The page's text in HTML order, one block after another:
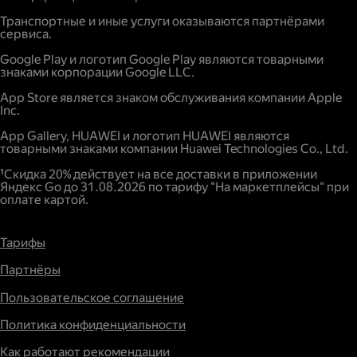
Повышенный спрос.
Транспортные и иные услуги оказываются партнёрами
сервиса.
Google Play и логотип Google Play являются товарными
знаками корпорации Google LLC.
App Store является знаком обслуживания компании Apple
Inc.
App Gallery, HUAWEI и логотип HUAWEI являются
товарными знаками компании Huawei Technologies Co., Ltd.
¹Скидка 20% действует на все доставки в приложении
Яндекс Go до 31.08.2026 по тарифу "На маркетплейсы" при
оплате картой.
Тарифы
Партнёры
Пользовательское соглашение
Политика конфиденциальности
Как работают рекомендации